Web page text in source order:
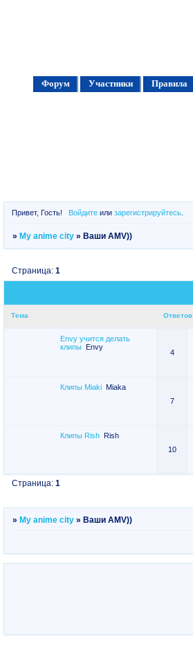
Форум Участники Правила
Привет, Гость! Войдитеили зарегистрируйтесь.
»My anime city »Ваши AMV))
Страница:1
Тема Ответов
Envy учится делать
клипы Envy
4
Клипы Miaki Miaka
7
Клипы Rish Rish
10
Страница:1
» My anime city » Ваши AMV))